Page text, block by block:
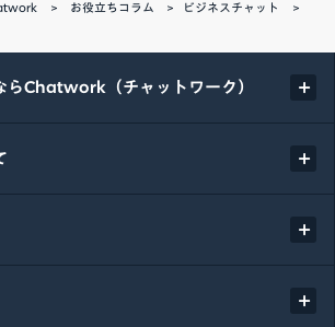
お役立ちコラム
ビジネスチャット
らChatwork（チャットワーク）